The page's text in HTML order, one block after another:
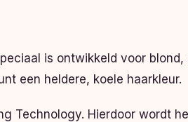
is ontwikkeld voor
een heldere, koele haarkleur.
Technology. Hierdoor wordt